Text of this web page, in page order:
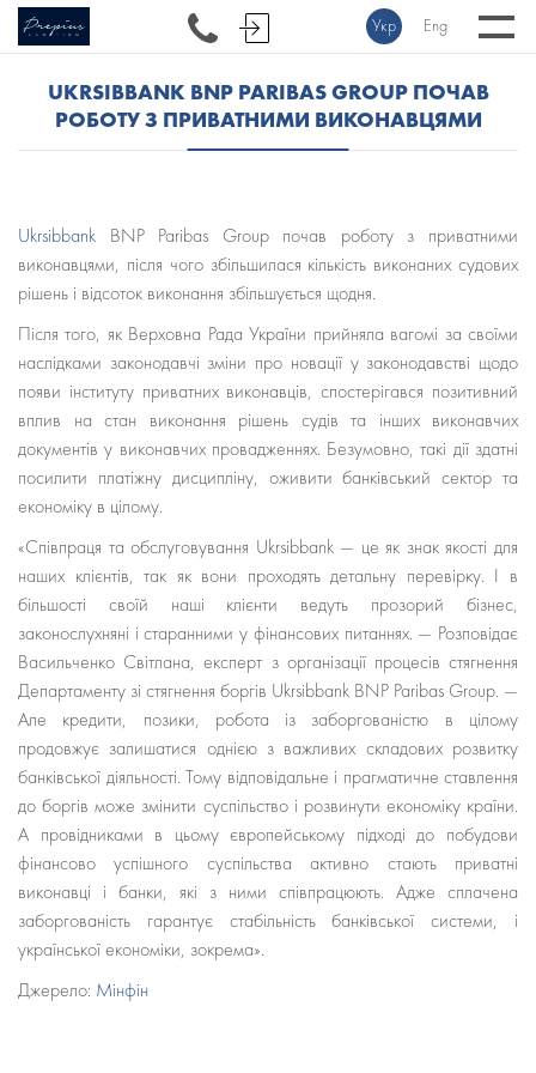
Укр Eng
UKRSIBBANK BNP PARIBAS GROUP ПОЧАВ
РОБОТУ З ПРИВАТНИМИ ВИКОНАВЦЯМИ
Ukrsibbank
BNP Paribas Group почав роботу з приватними
виконавцями, після чого збільшилася кількість виконаних судових
рішень і відсоток виконання збільшується щодня.
Після того, як Верховна Рада України прийняла вагомі за своїми
наслідками законодавчі зміни про новації у законодавстві щодо
появи інституту приватних виконавців, спостерігався позитивний
вплив на стан виконання рішень судів та інших виконавчих
документів у виконавчих провадженнях. Безумовно, такі дії здатні
посилити платіжну дисципліну, оживити банківський сектор та
економіку в цілому.
«Співпраця та обслуговування Ukrsibbank — це як знак якості для
наших клієнтів, так як вони проходять детальну перевірку. І в
більшості своїй наші клієнти ведуть прозорий бізнес,
законослухняні і старанними у фінансових питаннях. — Розповідає
Васильченко Світлана, експерт з організації процесів стягнення
Департаменту зі стягнення боргів Ukrsibbank BNP Paribas Group. —
Але кредити, позики, робота із заборгованістю в цілому
продовжує залишатися однією з важливих складових розвитку
банківської діяльності. Тому відповідальне і прагматичне ставлення
до боргів може змінити суспільство і розвинути економіку країни.
А провідниками в цьому європейському підході до побудови
фінансово успішного суспільства активно стають приватні
виконавці і банки, які з ними співпрацюють. Адже сплачена
заборгованість гарантує стабільність банківської системи, і
української економіки, зокрема».
Джерело: Мінфін